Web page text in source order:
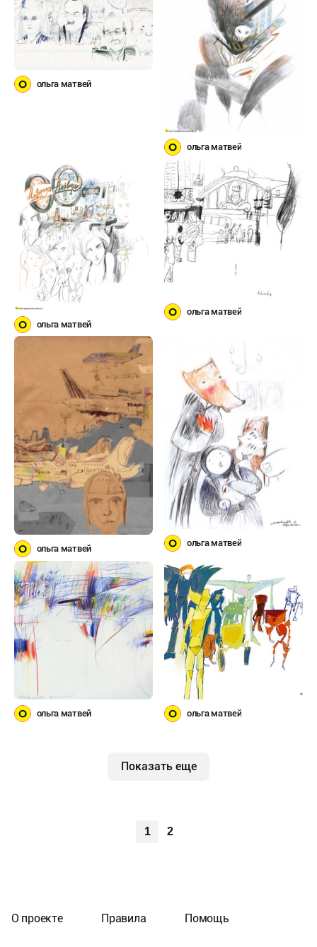
ольга матвей
ольга матвей
ольга матвей
ольга матвей
ольга матвей
ольга матвей
ольга матвей ольга матвей
Показать еще
1 2
О проекте Правила Помощь